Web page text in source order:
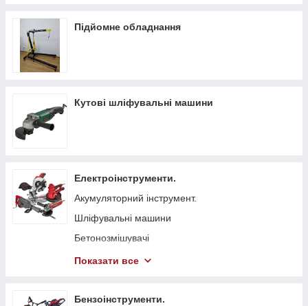
Підйомне обладнання
Кутові шліфувальні машини
Електроінструменти.
Акумуляторний інструмент.
Шліфувальні машини
Бетонозмішувачі
Болгарка (КШМ)
Вібратори глибинні для бетону
Показати все
Бензоінструменти.